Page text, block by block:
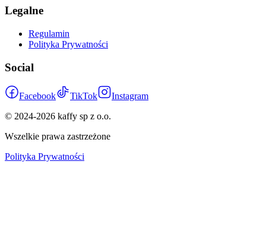
Legalne
Regulamin
Polityka Prywatności
Social
Facebook TikTok
Instagram
© 2024-2026 kaffy sp z o.o.
Wszelkie prawa zastrzeżone
Polityka Prywatności